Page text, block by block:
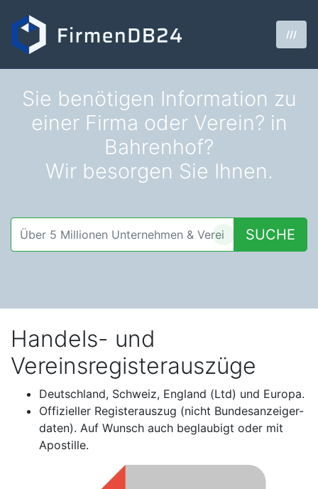
///
Sie benötigen Information zu
einer Firma oder Verein? in
Bahrenhof?
Wir besorgen Sie Ihnen.
SUCHE
Handels- und
Vereinsregisterauszüge
Deutschland, Schweiz, England (Ltd) und Europa.
Offizieller Registerauszug (nicht Bundesanzeiger-
daten). Auf Wunsch auch beglaubigt oder mit
Apostille.